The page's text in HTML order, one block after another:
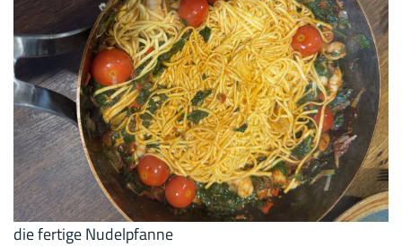
die fertige Nudelpfanne